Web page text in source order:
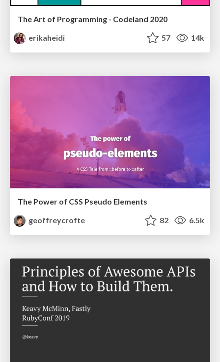
The Art of Programming - Codeland 2020
erikaheidi
57 14k
The Power of CSS Pseudo Elements
geoffreycrofte
82 6.5k